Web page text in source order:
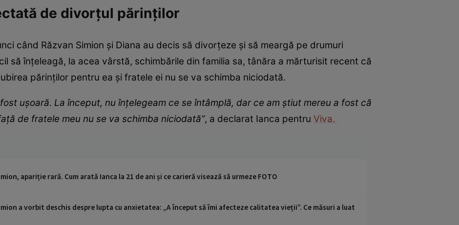
de divorțul părinților
când Răzvan Simion și Diana au decis să divorțeze și să meargă pe drumuri
să înțeleagă, la acea vârstă, schimbările din familia sa, tânăra a mărturisit recent că
părinților pentru ea și fratele ei nu se va schimba niciodată.
ușoară. La început, nu înțelegeam ce se întâmplă, dar ce am știut mereu a fost că
de fratele meu nu se va schimba niciodată”, a declarat Ianca pentru Viva.
apariție rară. Cum arată Ianca la 21 de ani și ce carieră visează să urmeze FOTO
a vorbit deschis despre lupta cu anxietatea: „A început să îmi afecteze calitatea vieții”. Ce măsuri a luat